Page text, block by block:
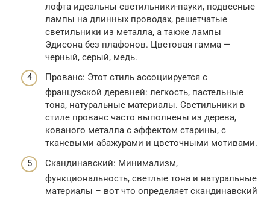
лофта идеальны светильники-пауки, подвесные
лампы на длинных проводах, решетчатые
светильники из металла, а также лампы
Эдисона без плафонов. Цветовая гамма —
черный, серый, медь.
Прованс: Этот стиль ассоциируется с
французской деревней: легкость, пастельные
тона, натуральные материалы. Светильники в
стиле прованс часто выполнены из дерева,
кованого металла с эффектом старины, с
тканевыми абажурами и цветочными мотивами.
Скандинавский: Минимализм,
функциональность, светлые тона и натуральные
материалы – вот что определяет скандинавский